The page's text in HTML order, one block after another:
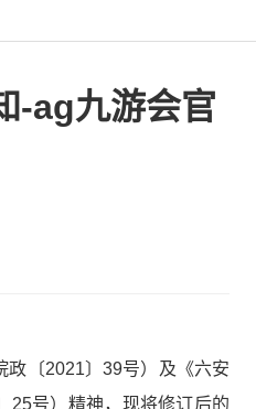
-ag九游会官
政〔2021〕39号）及 《六安
25号）精神，现将修订后的